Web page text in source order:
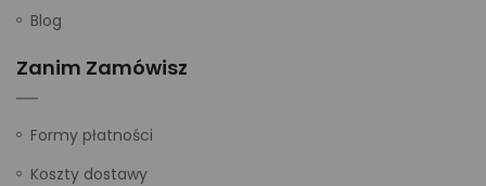
Blog
Zanim Zamówisz
Formy płatności
Koszty dostawy